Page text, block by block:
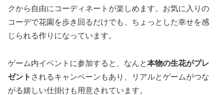
クから自由にコーディネートが楽しめます。お気に入りの
コーデで花園を歩き回るだけでも、ちょっとした幸せを感
じられる作りになっています。
ゲーム内イベントに参加すると、なんと本物の生花がプレ
ゼント されるキャンペーンもあり、リアルとゲームがつな
がる嬉しい仕掛けも用意されています。